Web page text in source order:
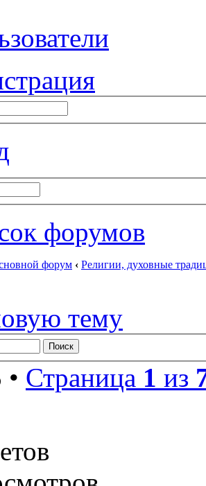
форумов
форум ‹ Религии, духовные
тему
Страница 1 из